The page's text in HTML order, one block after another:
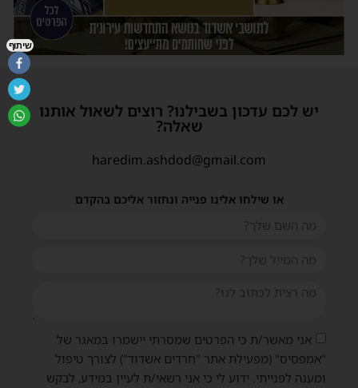
יש לכם עדכון בשבילנו? רוצים לשאול אותנו
שאלה?
haredim.ashdod@gmail.com
או שילחו אלינו פנייה ונחזור אליכם בהקדם
אני מאשר/ת כי הפרטים שמסרתי יישמרו במאגר של
"אמפסיס" (מפעילת אתר "חרדים אשדוד") לצורך טיפול
ומענה לפנייתי. ידוע לי כי אני רשאי/ת לעיין במידע, לבקש
שיתוף